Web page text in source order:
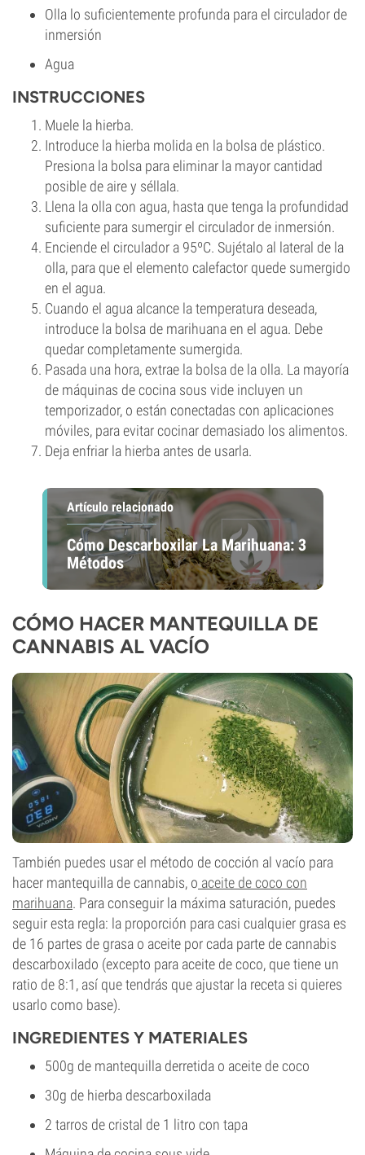
Olla lo suficientemente profunda para el circulador de
inmersión
Agua
INSTRUCCIONES
Muele la hierba.
Introduce la hierba molida en la bolsa de plástico.
Presiona la bolsa para eliminar la mayor cantidad
posible de aire y séllala.
Llena la olla con agua, hasta que tenga la profundidad
suficiente para sumergir el circulador de inmersión.
Enciende el circulador a 95ºC. Sujétalo al lateral de la
olla, para que el elemento calefactor quede sumergido
en el agua.
Cuando el agua alcance la temperatura deseada,
introduce la bolsa de marihuana en el agua. Debe
quedar completamente sumergida.
Pasada una hora, extrae la bolsa de la olla. La mayoría
de máquinas de cocina sous vide incluyen un
temporizador, o están conectadas con aplicaciones
móviles, para evitar cocinar demasiado los alimentos.
Deja enfriar la hierba antes de usarla.
Artículo relacionado
Cómo Descarboxilar La Marihuana: 3
Métodos
CÓMO HACER MANTEQUILLA DE
CANNABIS AL VACÍO
También puedes usar el método de cocción al vacío para
hacer mantequilla de cannabis, o aceite de coco con
marihuana. Para conseguir la máxima saturación, puedes
seguir esta regla: la proporción para casi cualquier grasa es
de 16 partes de grasa o aceite por cada parte de cannabis
descarboxilado (excepto para aceite de coco, que tiene un
ratio de 8:1, así que tendrás que ajustar la receta si quieres
usarlo como base).
INGREDIENTES Y MATERIALES
500g de mantequilla derretida o aceite de coco
30g de hierba descarboxilada
2 tarros de cristal de 1 litro con tapa